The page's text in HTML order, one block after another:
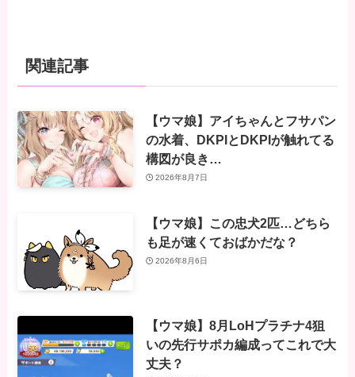
関連記事
【ウマ娘】アイちゃんとフサパン
の水着、DKPIとDKPIが触れてる
構図が良き…
2026年8月7日
【ウマ娘】この忠犬2匹…どちら
も足が速くておばかだな？
2026年8月6日
【ウマ娘】8月LoHプラチナ4狙
いの先行サポカ編成ってこれで大
丈夫？